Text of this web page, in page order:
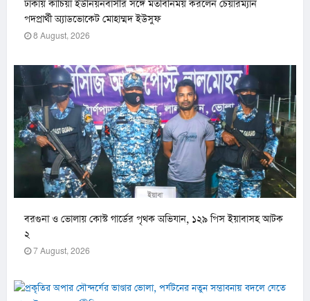
ঢাকায় কাচিয়া ইউনিয়নবাসীর সঙ্গে মতবিনিময় করলেন চেয়ারম্যান
পদপ্রার্থী অ্যাডভোকেট মোহাম্মদ ইউসুফ
8 August, 2026
বরগুনা ও ভোলায় কোস্ট গার্ডের পৃথক অভিযান, ১২৯ পিস ইয়াবাসহ আটক
২
7 August, 2026